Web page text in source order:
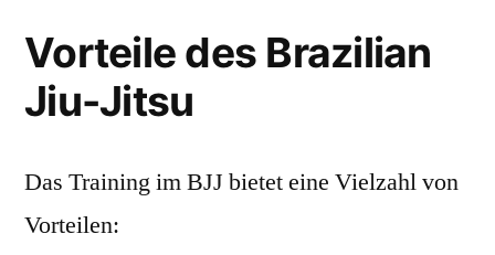
Vorteile des Brazilian
Jiu-Jitsu
Das Training im BJJ bietet eine Vielzahl von
Vorteilen: